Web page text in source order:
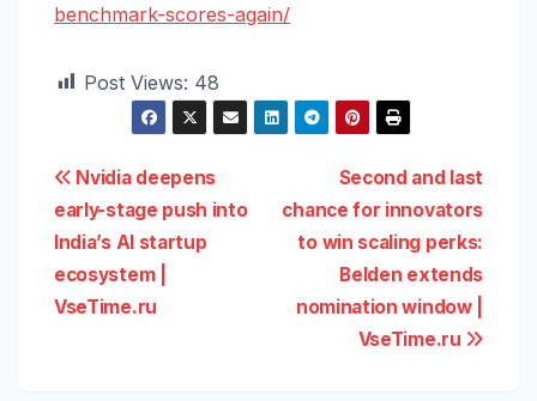
benchmark-scores-again/
Post Views: 48
Навигация
по
записям
Second and last
chance for innovators
to win scaling perks:
Belden extends
nomination window |
VseTime.ru
Nvidia deepens
early-stage push into
India’s AI startup
ecosystem |
VseTime.ru